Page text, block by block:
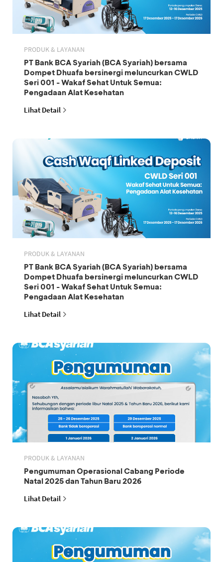
PRODUK & LAYANAN
PT Bank BCA Syariah (BCA Syariah) bersama
Dompet Dhuafa bersinergi meluncurkan CWLD
Seri 001 - Wakaf Sehat Untuk Semua:
Pengadaan Alat Kesehatan
Lihat Detail
PRODUK & LAYANAN
PT Bank BCA Syariah (BCA Syariah) bersama
Dompet Dhuafa bersinergi meluncurkan CWLD
Seri 001 - Wakaf Sehat Untuk Semua:
Pengadaan Alat Kesehatan
Lihat Detail
PRODUK & LAYANAN
Pengumuman Operasional Cabang Periode
Natal 2025 dan Tahun Baru 2026
Lihat Detail